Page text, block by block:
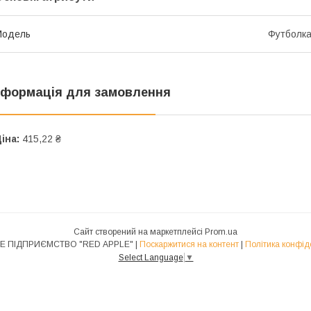
Футболка
для замовлення
415,22 ₴
Сайт створений на маркетплейсі Prom.ua
ПРИВАТНЕ ПІДПРИЄМСТВО "RED APPLE" | Поскаржитися на контент | Політика
Select Language ▼